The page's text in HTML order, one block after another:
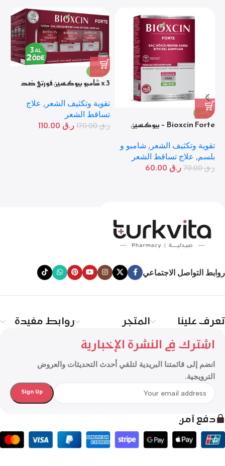
-14%
Bioxcin Forte – بيوكسين
تقوية وتكثيف الشعر , شامبو و
بلسم, علاج تساقط الشعر
ر.ق70.00 ر.ق
-35%
x 3 شامبو بيوكسين فورتي ضد
تقوية وتكثيف الشعر , علاج
تساقط الشعر
ر.ق170.00 ر.ق
روابط التواصل الاجتماعي
تعرف علينا المتجر روابط مفيدة
اشترك في النشرة الإخبارية
انضم إلى قائمتنا البريدية لتلقي أحدث التحديثات والعروض
الترويجية.
دفع آمن